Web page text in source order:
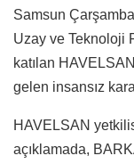
Samsun
Uzay ve Teknoloji
katılan
gelen insansız
HAVELSAN
açıklamada,